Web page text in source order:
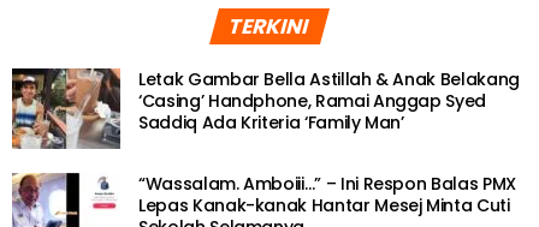
TERKINI
Letak Gambar Bella Astillah & Anak Belakang
‘Casing’ Handphone, Ramai Anggap Syed
Saddiq Ada Kriteria ‘Family Man’
“Wassalam. Amboiii…” – Ini Respon Balas PMX
Lepas Kanak-kanak Hantar Mesej Minta Cuti